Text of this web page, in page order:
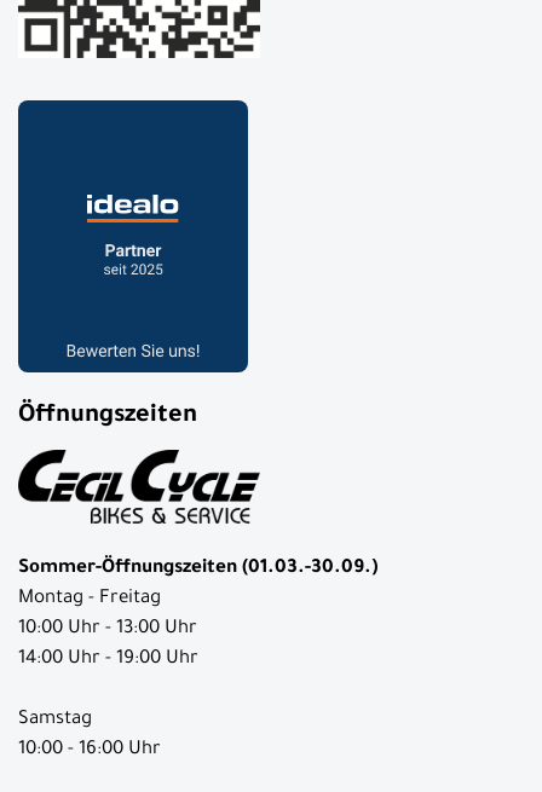
Öffnungszeiten
Sommer-Öffnungszeiten (01.03.-30.09.)
Montag - Freitag
10:00 Uhr - 13:00 Uhr
14:00 Uhr - 19:00 Uhr
Samstag
10:00 - 16:00 Uhr